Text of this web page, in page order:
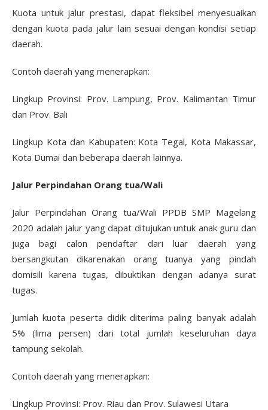
Kuota untuk jalur prestasi, dapat fleksibel menyesuaikan
dengan kuota pada jalur lain sesuai dengan kondisi setiap
daerah.
Contoh daerah yang menerapkan:
Lingkup Provinsi: Prov. Lampung, Prov. Kalimantan Timur
dan Prov. Bali
Lingkup Kota dan Kabupaten: Kota Tegal, Kota Makassar,
Kota Dumai dan beberapa daerah lainnya.
Jalur Perpindahan Orang tua/Wali
Jalur Perpindahan Orang tua/Wali PPDB SMP Magelang
2020 adalah jalur yang dapat ditujukan untuk anak guru dan
juga bagi calon pendaftar dari luar daerah yang
bersangkutan dikarenakan orang tuanya yang pindah
domisili karena tugas, dibuktikan dengan adanya surat
tugas.
Jumlah kuota peserta didik diterima paling banyak adalah
5% (lima persen) dari total jumlah keseluruhan daya
tampung sekolah.
Contoh daerah yang menerapkan:
Lingkup Provinsi: Prov. Riau dan Prov. Sulawesi Utara